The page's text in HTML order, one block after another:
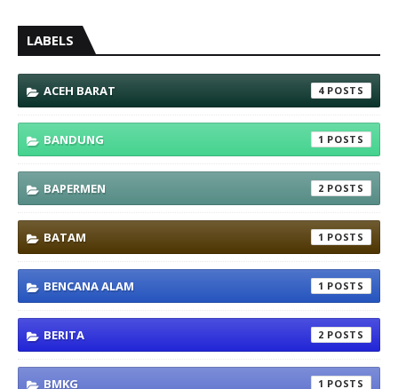
LABELS
ACEH BARAT 4
BANDUNG 1
BAPERMEN 2
BATAM 1
BENCANA ALAM 1
BERITA 2
BMKG 1